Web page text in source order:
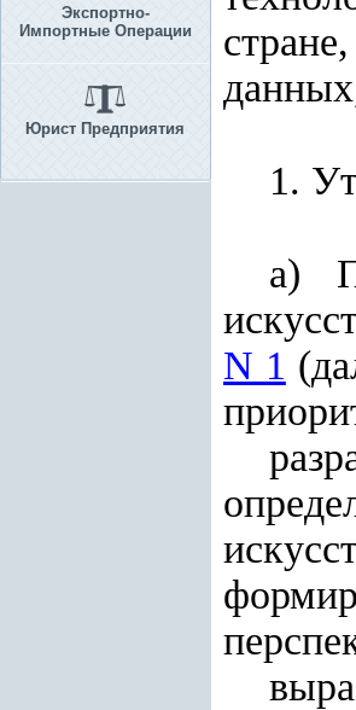
Экспортно-
Импортные Операции
Юрист Предприятия
1.
а)
N 1